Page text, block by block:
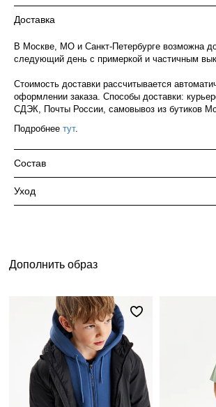
Доставка
В Москве, МО и Санкт-Петербурге возможна
следующий день с примеркой и частичным
Стоимость доставки рассчитывается
оформлении заказа. Способы доставки:
СДЭК, Почты России, самовывоз из бутиков
Подробнее тут.
Состав
Уход
Дополнить образ